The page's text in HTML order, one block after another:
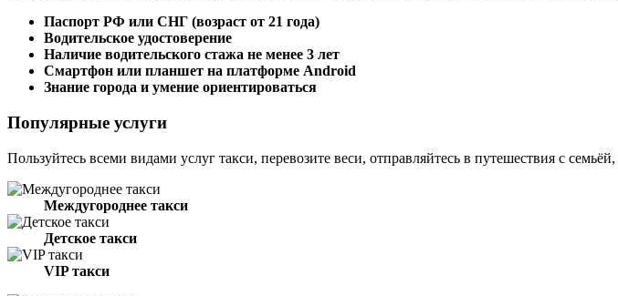
Паспорт РФ или СНГ (возраст от 21 года)
Водительское удостоверение
Наличие водительского стажа не менее 3 лет
Смартфон или планшет на платформе Android
Знание города и умение ориентироваться
Популярные услуги
Пользуйтесь всеми видами услуг такси, перевозите веси, отправляйтесь в путешествия с
Междугороднее такси
Детское такси
VIP такси